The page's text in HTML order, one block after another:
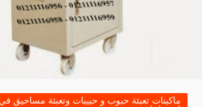
ماكينات تعبئة حبوب و حبيبات وتعبئة مساحيق